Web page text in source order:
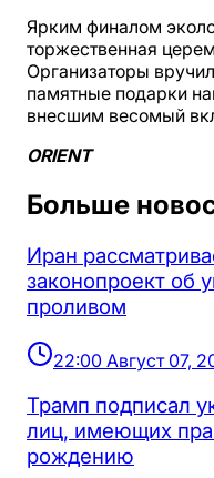
Ярким финалом
торжественная
Организаторы
памятные подарки
внесшим весомый
ORIENT
Больше
Иран
законопроект об
проливом
22:00 Август 07,
Трамп подписал
лиц, имеющих
рождению